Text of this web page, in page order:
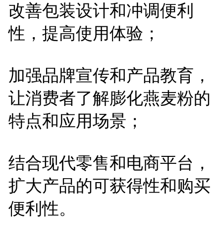
改善包装设计和冲调便利
性，提高使用体验；
加强品牌宣传和产品教育，
让消费者了解膨化燕麦粉的
特点和应用场景；
结合现代零售和电商平台，
扩大产品的可获得性和购买
便利性。